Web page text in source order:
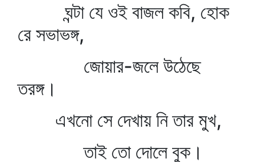
ঘন্টা যে ওই বাজল কবি, হোক
রে সভাভঙ্গ,
জোয়ার-জলে উঠেছে
তরঙ্গ।
এখনো সে দেখায় নি তার মুখ,
তাই তো দোলে বুক।